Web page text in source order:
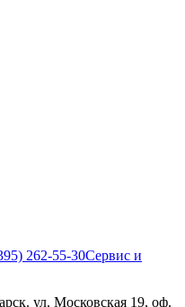
262-55-30Сервис и
ул. Московская 19, оф.